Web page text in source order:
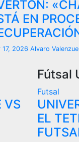
EN
17, 2026 Alvaro
VS
Fútsal
Futsal
EL